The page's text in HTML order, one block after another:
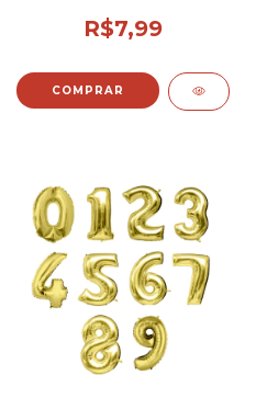
R$7,99
COMPRAR